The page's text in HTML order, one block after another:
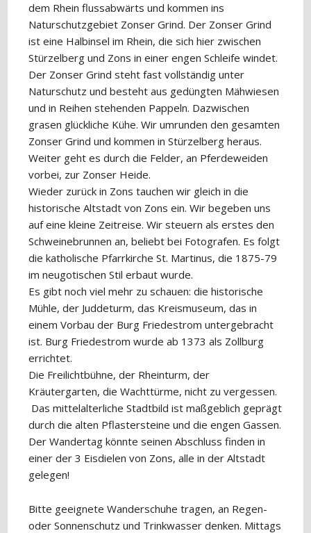
dem Rhein flussabwärts und kommen ins
Naturschutzgebiet Zonser Grind. Der Zonser Grind
ist eine Halbinsel im Rhein, die sich hier zwischen
Stürzelberg und Zons in einer engen Schleife windet.
Der Zonser Grind steht fast vollständig unter
Naturschutz und besteht aus gedüngten Mähwiesen
und in Reihen stehenden Pappeln. Dazwischen
grasen glückliche Kühe. Wir umrunden den gesamten
Zonser Grind und kommen in Stürzelberg heraus.
Weiter geht es durch die Felder, an Pferdeweiden
vorbei, zur Zonser Heide.
Wieder zurück in Zons tauchen wir gleich in die
historische Altstadt von Zons ein. Wir begeben uns
auf eine kleine Zeitreise. Wir steuern als erstes den
Schweinebrunnen an, beliebt bei Fotografen. Es folgt
die katholische Pfarrkirche St. Martinus, die 1875-79
im neugotischen Stil erbaut wurde.
Es gibt noch viel mehr zu schauen: die historische
Mühle, der Juddeturm, das Kreismuseum, das in
einem Vorbau der Burg Friedestrom untergebracht
ist. Burg Friedestrom wurde ab 1373 als Zollburg
errichtet.
Die Freilichtbühne, der Rheinturm, der
Kräutergarten, die Wachttürme, nicht zu vergessen.
Das mittelalterliche Stadtbild ist maßgeblich geprägt
durch die alten Pflastersteine und die engen Gassen.
Der Wandertag könnte seinen Abschluss finden in
einer der 3 Eisdielen von Zons, alle in der Altstadt
gelegen!
Bitte geeignete Wanderschuhe tragen, an Regen-
oder Sonnenschutz und Trinkwasser denken. Mittags